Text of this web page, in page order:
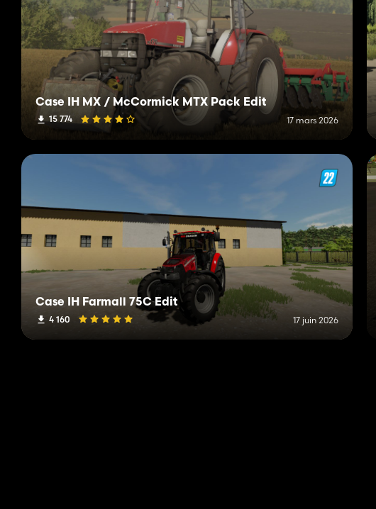
Case IH MX / McCormick MTX Pack Edit
15 774 17 mars 2026
Case IH Farmall 75C Edit
4 160 17 juin 2026